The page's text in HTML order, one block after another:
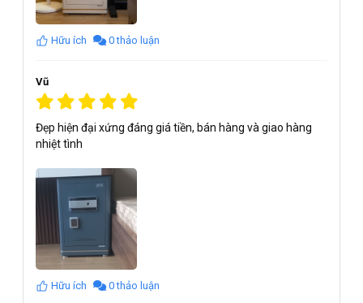
Hữu ích 0 thảo luận
Vũ
Đẹp hiện đại xứng đáng giá tiền, bán hàng và giao hàng
nhiệt tình
Hữu ích 0 thảo luận